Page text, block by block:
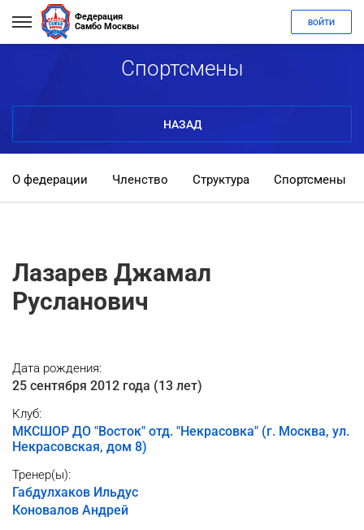
Федерация
Самбо Москвы
ВОЙТИ
Спортсмены
НАЗАД
О федерации Членство Структура Спортсмены
Лазарев Джамал
Русланович
Дата рождения:
25 сентября 2012 года (13 лет)
Клуб:
МКСШОР ДО "Восток" отд. "Некрасовка" (г. Москва, ул.
Некрасовская, дом 8)
Тренер(ы):
Габдулхаков Ильдус
Коновалов Андрей